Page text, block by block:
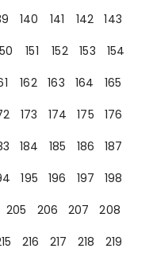
140 141 142
143
151 152 153
154
162 163 164
165
173 174 175
176
184 185 186
187
195 196 197
198
205 206 207
208
216 217 218
219